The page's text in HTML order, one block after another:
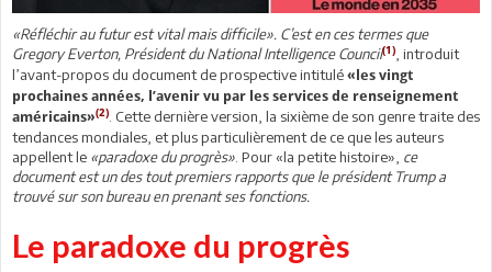
«Réfléchir au futur est vital mais difficile». C’est en ces termes que
Gregory Everton, Président du National Intelligence Council(1)
, introduit
l’avant-propos du document de prospective intitulé «les vingt
prochaines années, l’avenir vu par les services de renseignement
américains»(2)
. Cette dernière version, la sixième de son genre traite des
tendances mondiales, et plus particulièrement de ce que les auteurs
appellent le «paradoxe du progrès» . Pour «la petite histoire», ce
document est un des tout premiers rapports que le président Trump a
trouvé sur son bureau en prenant ses fonctions.
Le paradoxe du progrès